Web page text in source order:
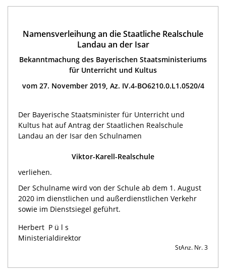
Namensverleihung an die Staatliche Realschule
Landau an der Isar
Bekanntmachung des Bayerischen Staatsministeriums
für Unterricht und Kultus
vom 27. November 2019, Az. IV.4-BO6210.0.L1.0520/4
Der Bayerische Staatsminister für Unterricht und
Kultus hat auf Antrag der Staatlichen Realschule
Landau an der Isar den Schulnamen
Viktor-Karell-Realschule
verliehen.
Der Schulname wird von der Schule ab dem 1. August
2020 im dienstlichen und außerdienstlichen Verkehr
sowie im Dienstsiegel geführt.
Herbert Püls
Ministerialdirektor
StAnz. Nr. 3